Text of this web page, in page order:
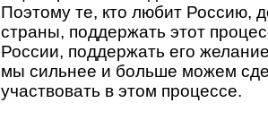
Поэтому те, кто любит Россию,
страны, поддержать этот
России, поддержать его
мы сильнее и больше можем
участвовать в этом процессе.